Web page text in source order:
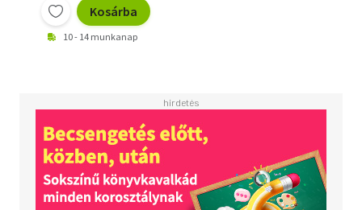
Kosárba
10 - 14 munkanap